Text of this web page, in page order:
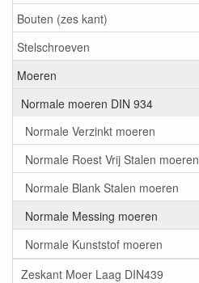
Bouten (zes kant)
Stelschroeven
Moeren
Normale moeren DIN 934
Normale Verzinkt moeren
Normale Roest Vrij Stalen moeren
Normale Blank Stalen moeren
Normale Messing moeren
Normale Kunststof moeren
Zeskant Moer Laag DIN439